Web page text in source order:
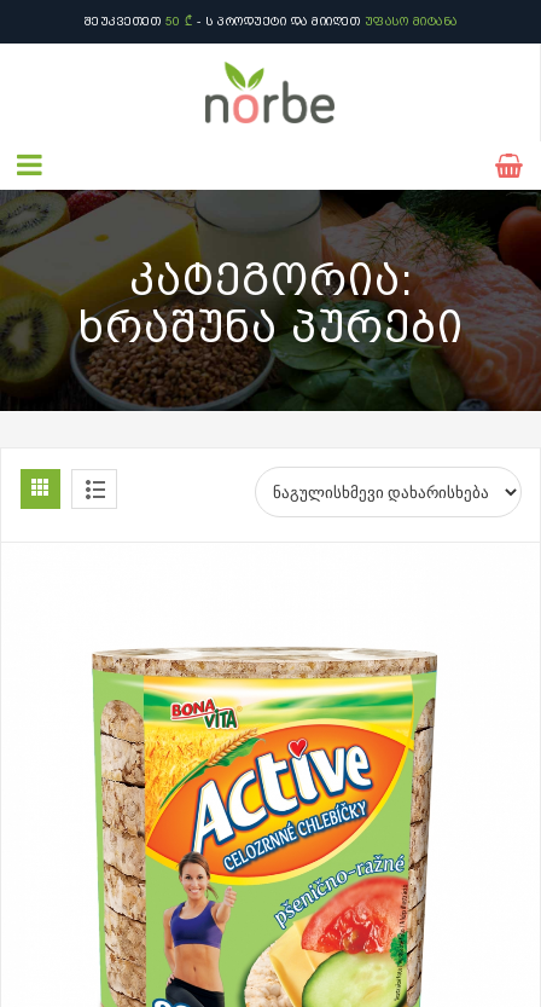
ᲨᲔᲣᲙᲕᲔᲗᲔᲗ 50 ₾ - Ს ᲞᲠᲝᲓᲣᲥᲢᲘ ᲓᲐ ᲛᲘᲘᲦᲔᲗ ᲣᲤᲐᲡᲝ ᲛᲘᲢᲐᲜᲐ
ᲨᲔᲣᲙᲕᲔᲗᲔᲗ50 ₾- Ს ᲞᲠᲝᲓᲣᲥᲢᲘ ᲓᲐ ᲛᲘᲘᲦᲔᲗᲣᲤᲐᲡᲝ ᲛᲘᲢᲐᲜᲐ
ᲙᲐᲢᲔᲒᲝᲠᲘᲐ:
ᲮᲠᲐᲨᲣᲜᲐ ᲞᲣᲠᲔᲑᲘ